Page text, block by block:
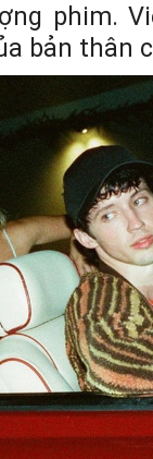
phim.
bản thân